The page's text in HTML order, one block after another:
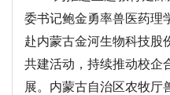
委书记鲍金勇率兽医药理
赴内蒙古金河生物科技股
共建活动，持续推动校企
展。内蒙古自治区农牧厅